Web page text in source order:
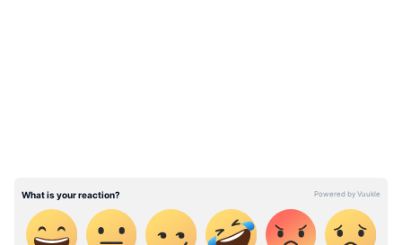
ലാമ്പുകളുടെയും രൂപകൽപ്പനയ്‌ക്കൊപ്പം
കാറിന്റെ പ്രൊഫൈലും കമ്പനി മുമ്പ് ടീസ്
ചെയ്‍തിട്ടുണ്ട്. ടൊയോട്ടയുടെ അർബൻ